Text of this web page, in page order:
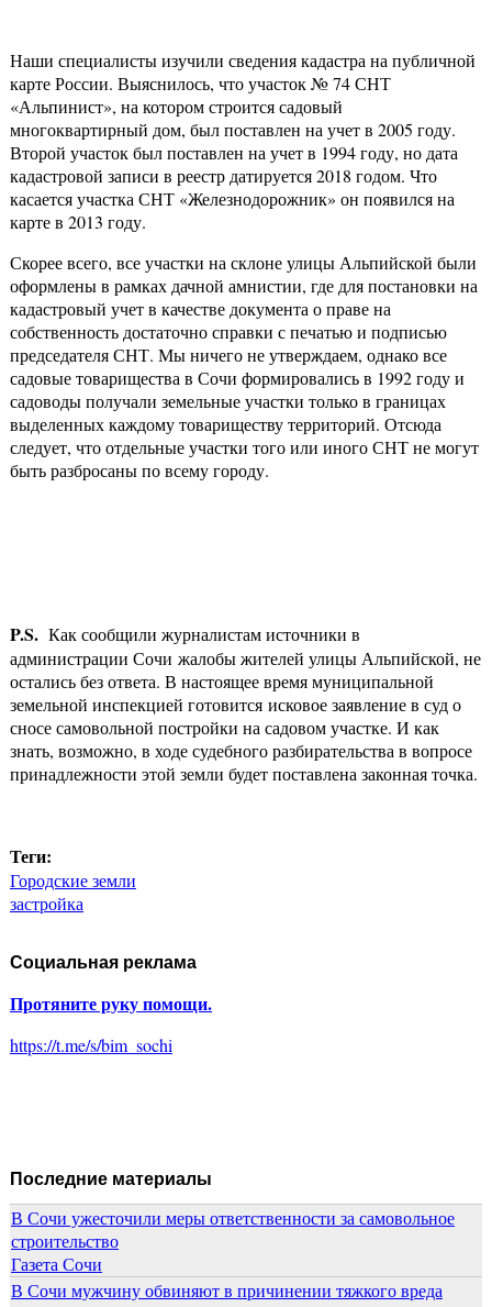
Наши специалисты изучили сведения кадастра на публичной
карте России. Выяснилось, что участок № 74 СНТ
«Альпинист», на котором строится садовый
многоквартирный дом, был поставлен на учет в 2005 году.
Второй участок был поставлен на учет в 1994 году, но дата
кадастровой записи в реестр датируется 2018 годом. Что
касается участка СНТ «Железнодорожник» он появился на
карте в 2013 году.
Скорее всего, все участки на склоне улицы Альпийской были
оформлены в рамках дачной амнистии, где для постановки на
кадастровый учет в качестве документа о праве на
собственность достаточно справки с печатью и подписью
председателя СНТ. Мы ничего не утверждаем, однако все
садовые товарищества в Сочи формировались в 1992 году и
садоводы получали земельные участки только в границах
выделенных каждому товариществу территорий. Отсюда
следует, что отдельные участки того или иного СНТ не могут
быть разбросаны по всему городу.
P.S. Как сообщили журналистам источники в
администрации Сочи жалобы жителей улицы Альпийской, не
остались без ответа. В настоящее время муниципальной
земельной инспекцией готовится исковое заявление в суд о
сносе самовольной постройки на садовом участке. И как
знать, возможно, в ходе судебного разбирательства в вопросе
принадлежности этой земли будет поставлена законная точка.
Теги:
Городские земли
застройка
Социальная реклама
Протяните руку помощи.
https://t.me/s/bim_sochi
Последние материалы
В Сочи ужесточили меры ответственности за самовольное
строительство
Газета Сочи
В Сочи мужчину обвиняют в причинении тяжкого вреда